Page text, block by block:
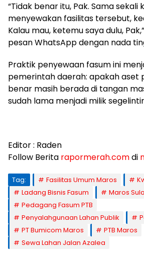
“Tidak benar itu, Pak. Sama
menyewakan fasilitas tersebut,
Kalau mau, ketemu saya dulu,
pesan WhatsApp dengan nada
Praktik penyewaan fasum ini
pemerintah daerah: apakah aset
benar masih berada di tangan
sudah lama menjadi milik
Editor : Raden
Follow Berita rapormerah.comdi
Tag: Fasilitas Umum Maros
Ladang Bisnis Fasum
Maros
Pedagang Fasum PTB
Penyalahgunaan Lahan Publik
PT Bumicom Maros
PTB Maros
Sewa Lahan Jalan Azalea